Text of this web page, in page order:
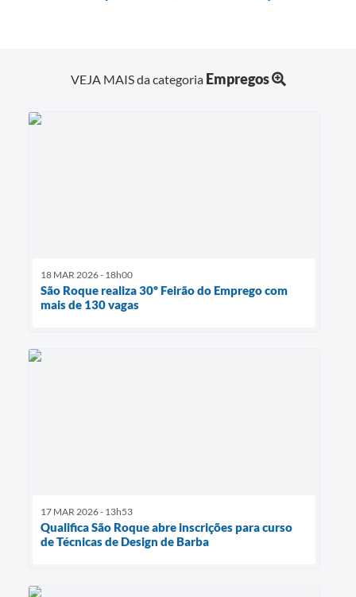
Sala do Empreendedor - Licenciamento Municipal para MEI
VEJA MAIS da categoria Empregos
18 MAR 2026 - 18h00
São Roque realiza 30º Feirão do Emprego com
mais de 130 vagas
17 MAR 2026 - 13h53
Qualifica São Roque abre inscrições para curso
de Técnicas de Design de Barba